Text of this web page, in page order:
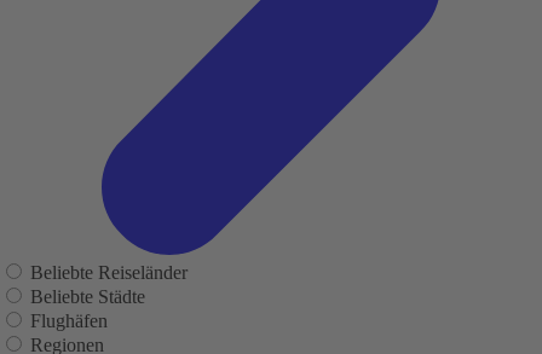
Beliebte Reiseländer
Beliebte Städte
Flughäfen
Regionen